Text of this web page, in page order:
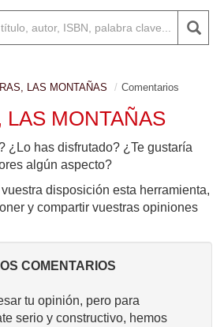
LAS MONTAÑAS Comentarios
LAS MONTAÑAS
¿Lo has disfrutado? ¿Te gustaría
algún aspecto?
disposición esta herramienta,
y compartir vuestras opiniones
COMENTARIOS
tu opinión, pero para
serio y constructivo, hemos